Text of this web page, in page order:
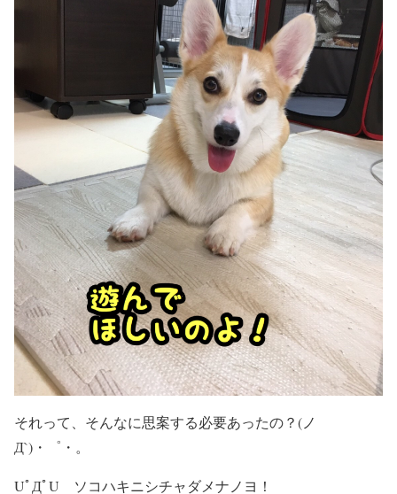
それって、そんなに思案する必要あったの？(ノ
Д`)・゜・。
UﾟДﾟU ソコハキニシチャダメナノヨ！